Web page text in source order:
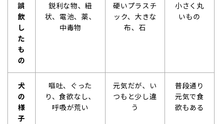
誤
飲
し
た
も
の
鋭利な物、紐
状、電池、薬、
中毒物
硬いプラスチ
ック、大きな
布、石
小さく丸
いもの
犬
の
様
子
嘔吐、ぐった
り、食欲なし、
呼吸が荒い
元気だが、い
つもと少し違
う
普段通り
元気で食
欲もある